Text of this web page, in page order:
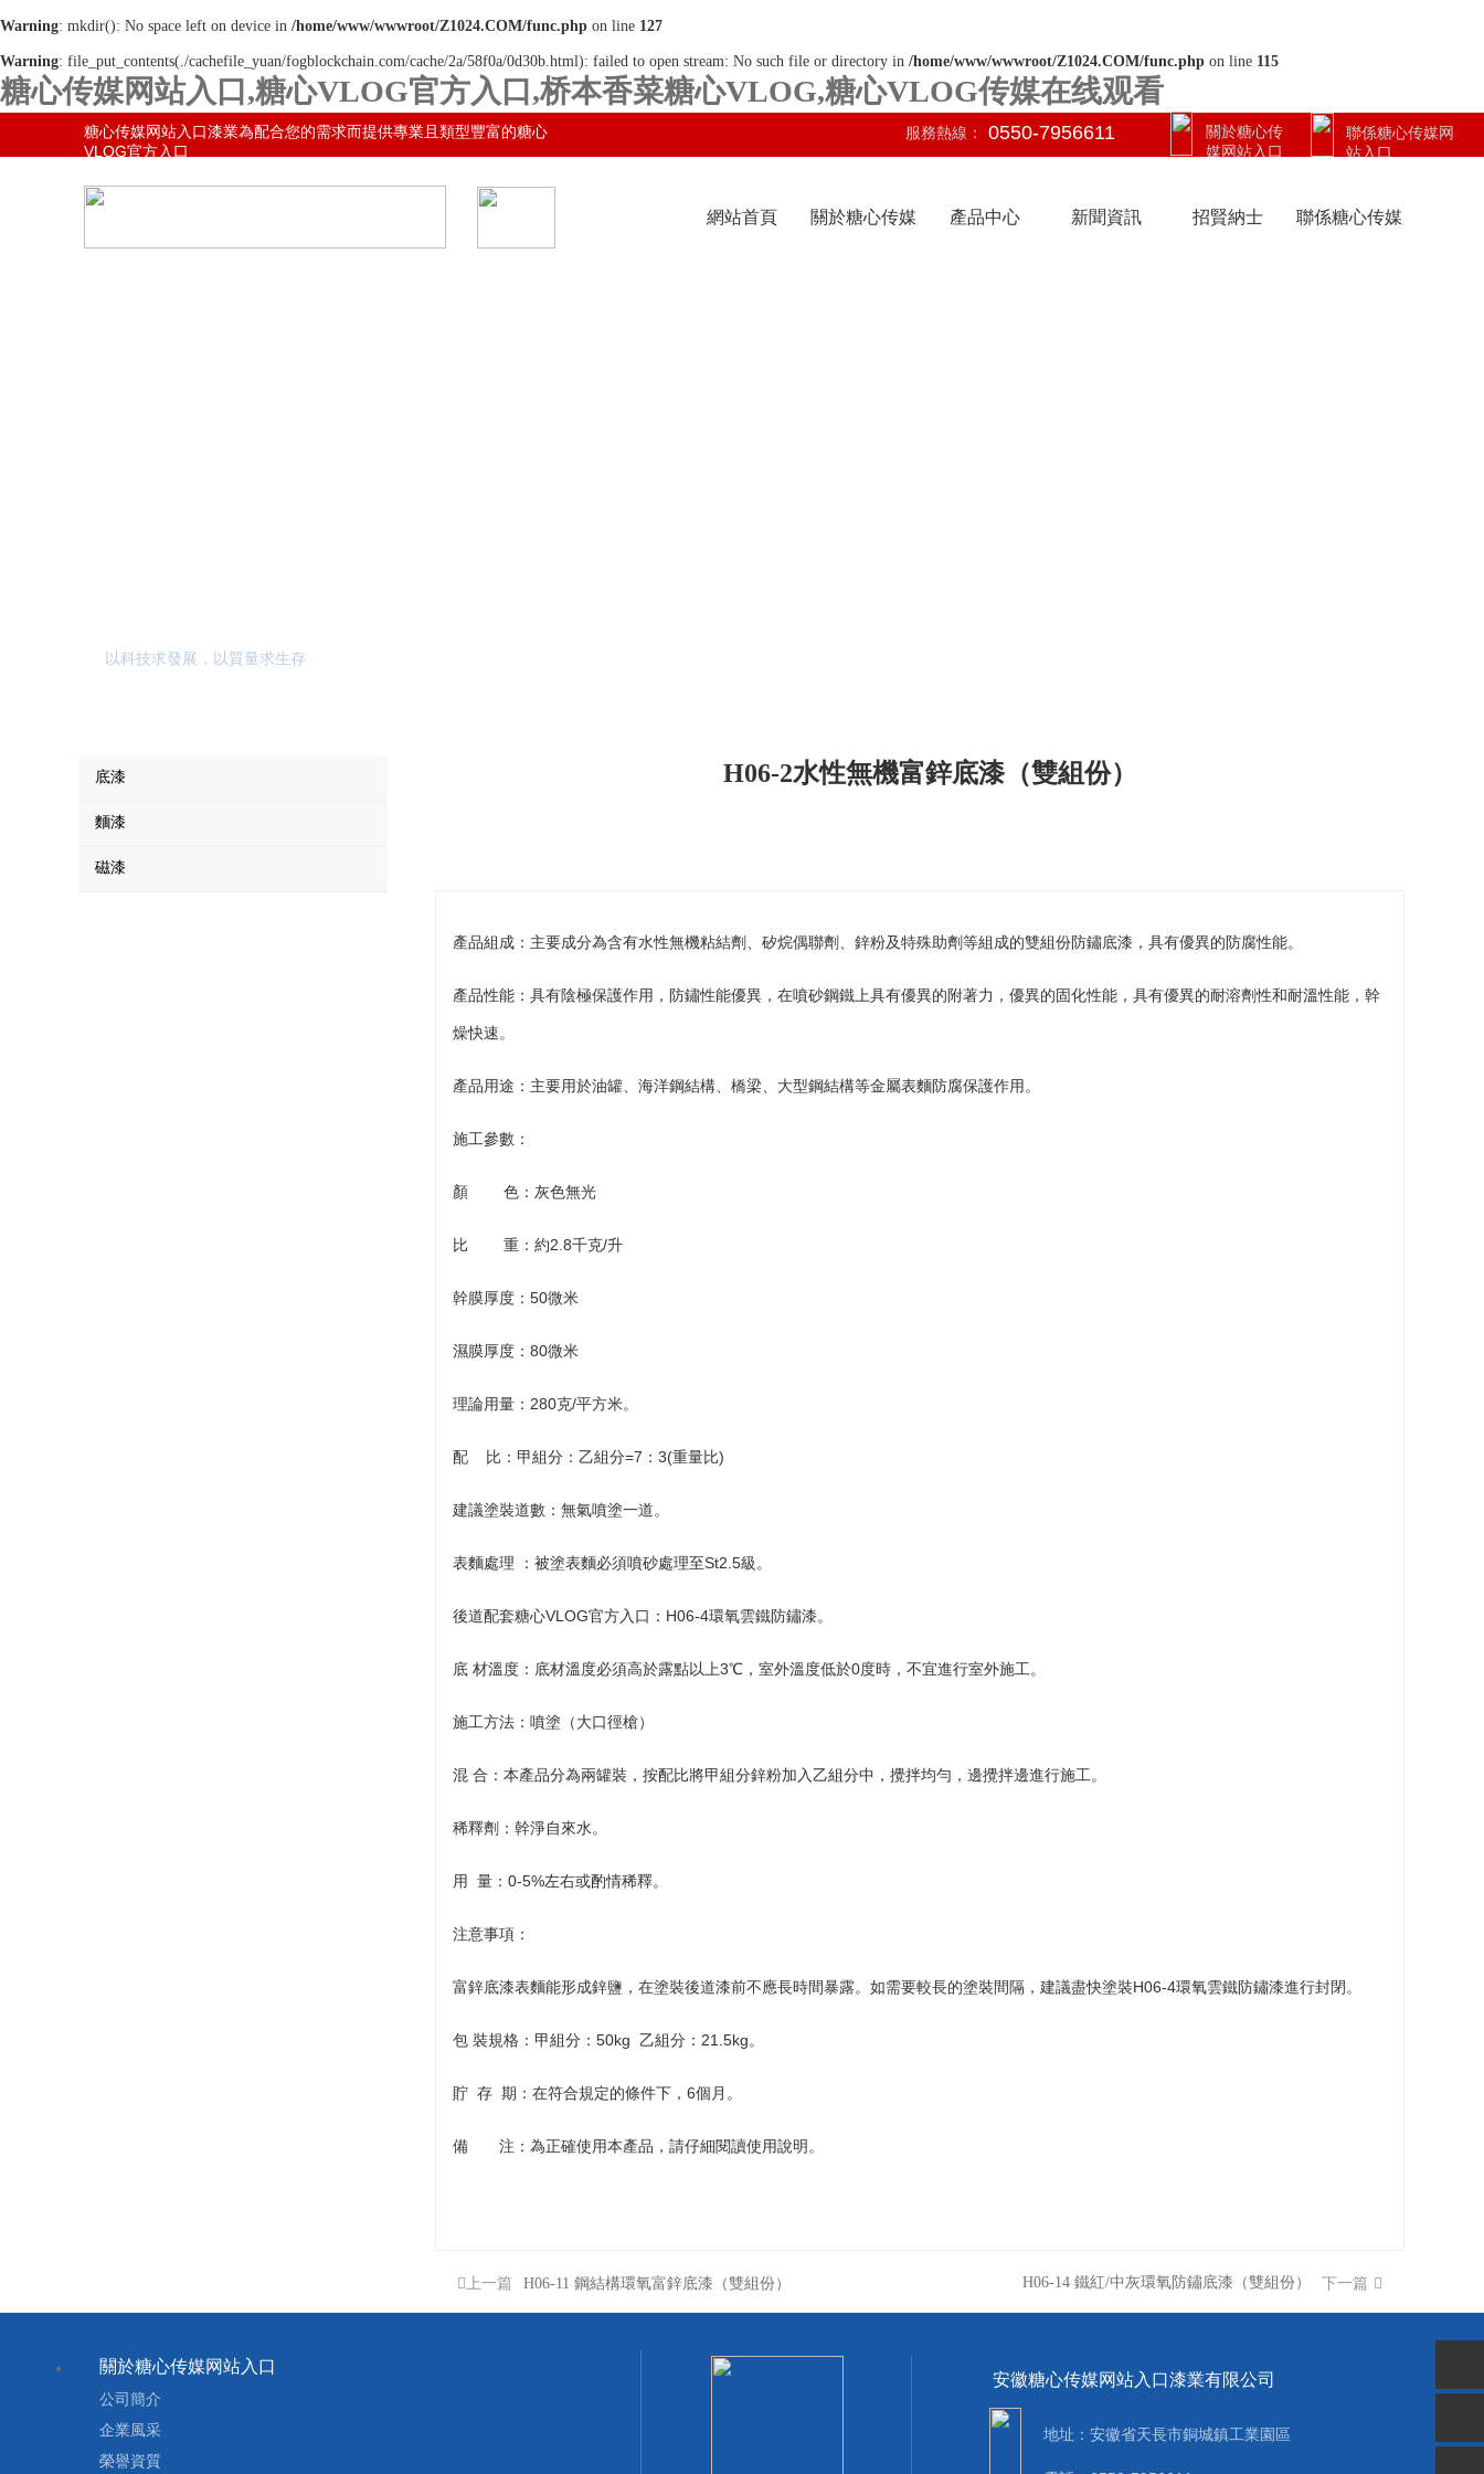
Warning: mkdir(): No space left on device in /home/www/wwwroot/Z1024.COM/func.php on line 127
Warning: file_put_contents(./cachefile_yuan/fogblockchain.com/cache/2a/58f0a/0d30b.html): failed to open stream: No such file or directory in /home/www/wwwroot/Z1024.COM/func.php on line 115
糖心传媒网站入口,糖心VLOG官方入口,桥本香菜糖心VLOG,糖心VLOG传媒在线观看
服務熱線：
關於糖心传
媒网站入口
0550-7956611
聯係糖心传媒网
站入口
糖心传媒网站入口漆業為配合您的需求而提供專業且類型豐富的糖心
VLOG官方入口
網站首頁 關於糖心传媒 產品中心 新聞資訊 招賢納士 聯係糖心传媒
以科技求發展，以質量求生存
底漆
麵漆
磁漆
H06-2水性無機富鋅底漆（雙組份）
產品組成：主要成分為含有水性無機粘結劑、矽烷偶聯劑、鋅粉及特殊助劑等組成的雙組份防鏽底漆，具有優異的防腐性能。
產品性能：具有陰極保護作用，防鏽性能優異，在噴砂鋼鐵上具有優異的附著力，優異的固化性能，具有優異的耐溶劑性和耐溫性能，幹
燥快速。
產品用途：主要用於油罐、海洋鋼結構、橋梁、大型鋼結構等金屬表麵防腐保護作用。
施工參數：
顏 色：灰色無光
比 重：約2.8千克/升
幹膜厚度：50微米
濕膜厚度：80微米
理論用量：280克/平方米。
配 比：甲組分：乙組分=7：3(重量比)
建議塗裝道數：無氣噴塗一道。
表麵處理 ：被塗表麵必須噴砂處理至St2.5級。
後道配套糖心VLOG官方入口：H06-4環氧雲鐵防鏽漆。
底 材溫度：底材溫度必須高於露點以上3℃，室外溫度低於0度時，不宜進行室外施工。
施工方法：噴塗（大口徑槍）
混 合：本產品分為兩罐裝，按配比將甲組分鋅粉加入乙組分中，攪拌均勻，邊攪拌邊進行施工。
稀釋劑：幹淨自來水。
用 量：0-5%左右或酌情稀釋。
注意事項：
富鋅底漆表麵能形成鋅鹽，在塗裝後道漆前不應長時間暴露。如需要較長的塗裝間隔，建議盡快塗裝H06-4環氧雲鐵防鏽漆進行封閉。
包 裝規格：甲組分：50kg 乙組分：21.5kg。
貯 存 期：在符合規定的條件下，6個月。
備 注：為正確使用本產品，請仔細閱讀使用說明。
上一篇 H06-11 鋼結構環氧富鋅底漆（雙組份） H06-14 鐵紅/中灰環氧防鏽底漆（雙組份） 下一篇
地址：安徽省天長市銅城鎮工業園區
關於糖心传媒网站入口
公司簡介
企業風采
榮譽資質
安徽糖心传媒网站入口漆業有限公司